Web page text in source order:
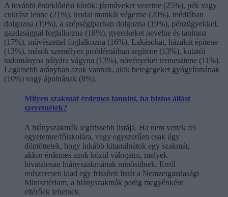
A további érdeklődési körök: járműveket vezetne (25%), pék vagy
cukrász lenne (21%), irodai munkát végezne (20%), médiában
dolgozna (19%), a szépségiparban dolgozna (19%), pénzügyekkel,
gazdasággal foglalkozna (18%), gyerekeket nevelne és tanítana
(17%), művészettel foglalkozna (16%). Lakásokat, házakat építene
(13%), mások személyes problémáiban segítene (13%), kutatói
tudományos pályára vágyna (13%), növényeket termesztene (11%).
Legkisebb arányban azok vannak, akik betegegeket gyógyítanának
(10%) vagy ápolnának (8%).
Milyen szakmát érdemes tanulni, ha biztos állást
szeretnétek?
A hiányszakmák legfrissebb listája. Ha nem vettek fel
egyetemre/főiskolára, vagy egyszerűen csak úgy
döntöttetek, hogy inkább kitanulnátok egy szakmát,
akkor érdemes azok közül válogatni, melyek
hivatalosan hiányszakmának minősülnek. Erről
redszeresen kiad egy frissített listát a Nemzetgazdasági
Minisztérium, a hiányszakmák pedig megyénként
eltérőek lehetnek.